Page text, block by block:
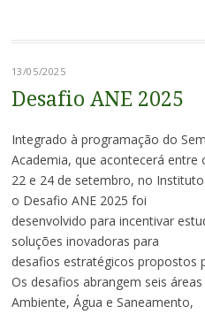
13/05/2025
Desafio ANE 2025
Integrado à programação do
Academia, que acontecerá entre
22 e 24 de setembro, no
o Desafio ANE 2025 foi
desenvolvido para incentivar
soluções inovadoras para
desafios estratégicos propostos
Os desafios abrangem seis
Ambiente, Água e Saneamento,